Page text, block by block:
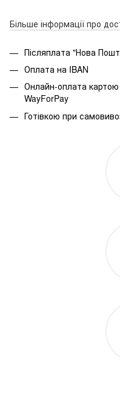
Більше інформації про
Післяплата "Нова
Оплата на IBAN
Онлайн-оплата
WayForPay
Готівкою при